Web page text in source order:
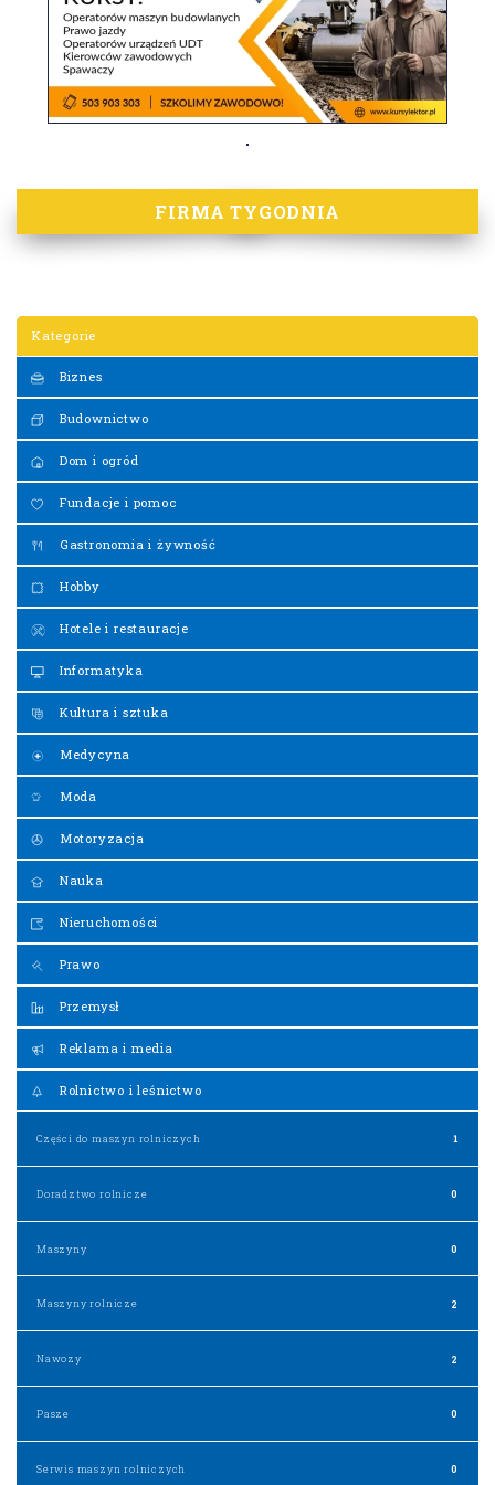
FIRMA TYGODNIA
Kategorie
Biznes
Budownictwo
Dom i ogród
Fundacje i pomoc
Gastronomia i żywność
Hobby
Hotele i restauracje
Informatyka
Kultura i sztuka
Medycyna
Moda
Motoryzacja
Nauka
Nieruchomości
Prawo
Przemysł
Reklama i media
Rolnictwo i leśnictwo
Części do maszyn rolniczych 1
Doradztwo rolnicze 0
Maszyny 0
Maszyny rolnicze 2
Nawozy 2
Pasze 0
Serwis maszyn rolniczych 0